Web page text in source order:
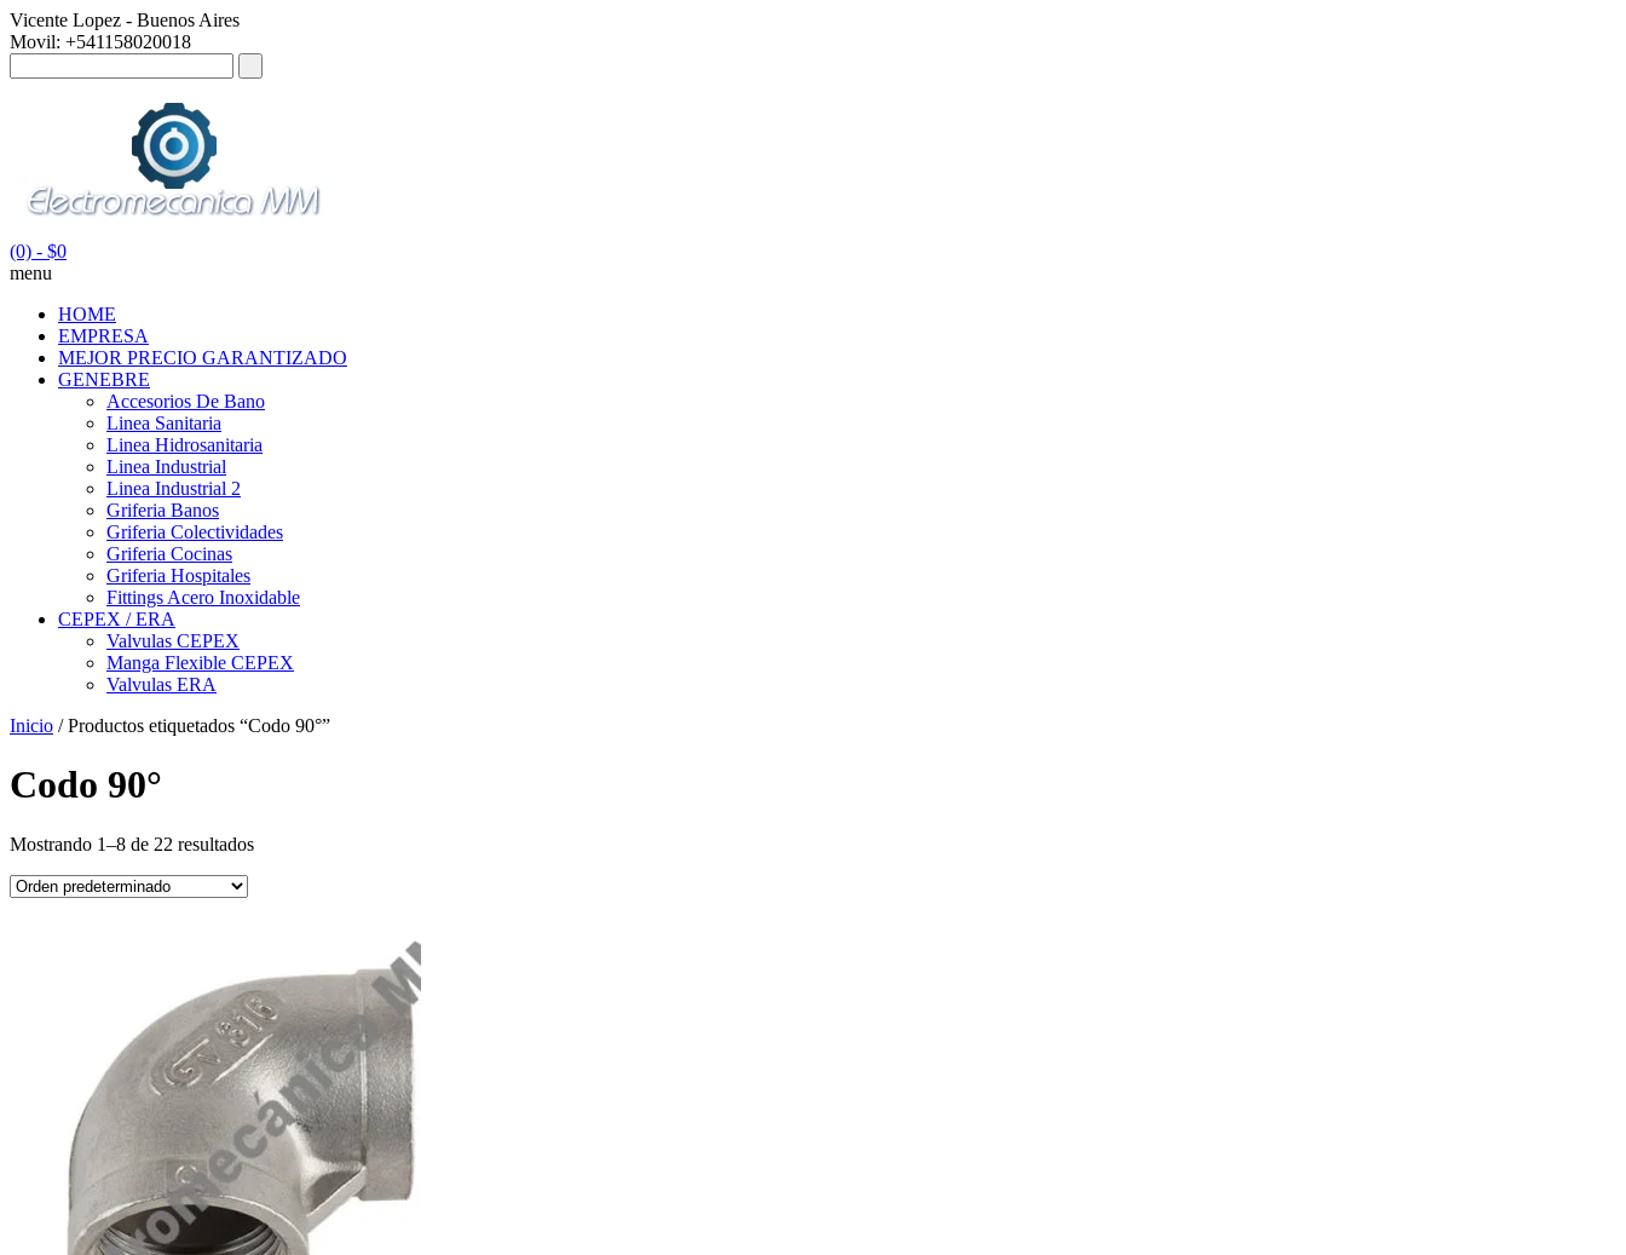
Vicente Lopez - Buenos Aires
Movil: +541158020018
(0) - $0
menu
HOME
EMPRESA
MEJOR PRECIO GARANTIZADO
GENEBRE
Accesorios De Bano
Linea Sanitaria
Linea Hidrosanitaria
Linea Industrial
Linea Industrial 2
Griferia Banos
Griferia Colectividades
Griferia Cocinas
Griferia Hospitales
Fittings Acero Inoxidable
CEPEX / ERA
Valvulas CEPEX
Manga Flexible CEPEX
Valvulas ERA
Inicio / Productos etiquetados “Codo 90°”
Codo 90°
Mostrando 1–8 de 22 resultados